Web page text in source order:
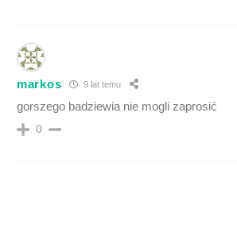
markos 9 lat temu
gorszego badziewia nie mogli zaprosić
0